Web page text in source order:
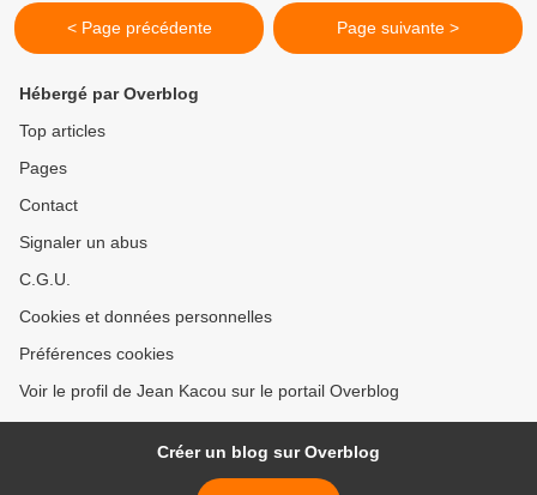
< Page précédente Page suivante >
Hébergé par Overblog
Top articles
Pages
Contact
Signaler un abus
C.G.U.
Cookies et données personnelles
Préférences cookies
Voir le profil de Jean Kacou sur le portail Overblog
Créer un blog sur Overblog